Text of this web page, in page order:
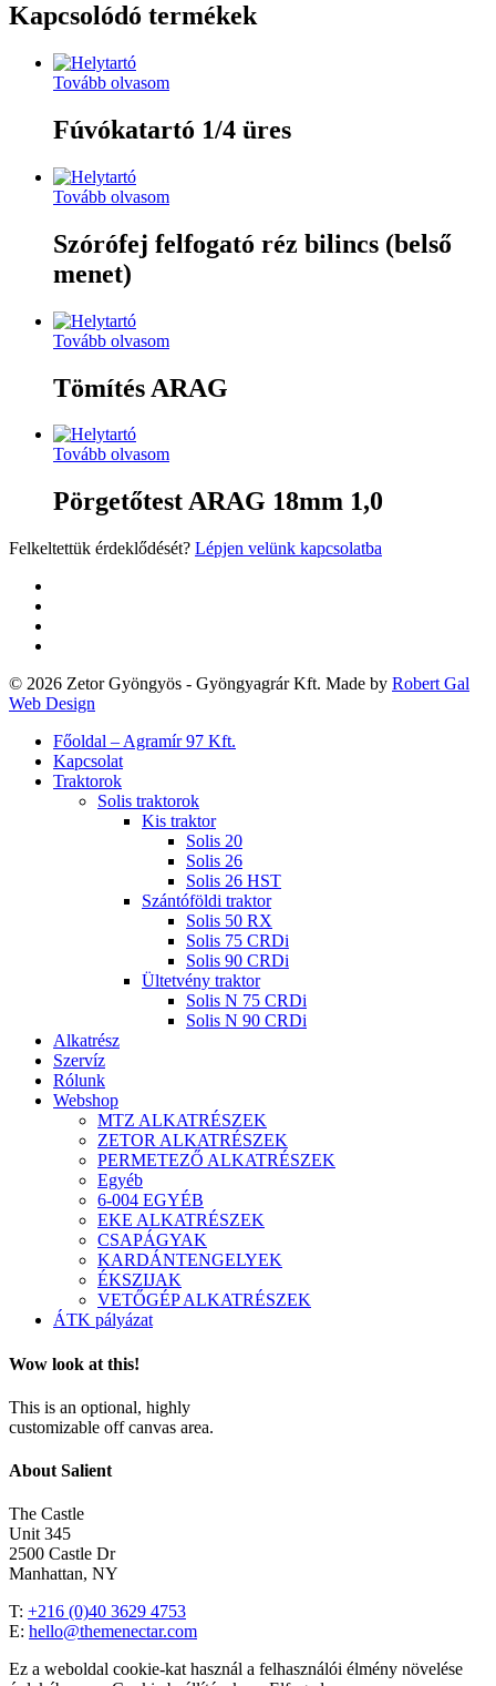
Kapcsolódó termékek
Tovább olvasom
Fúvókatartó 1/4 üres
Tovább olvasom
Szórófej felfogató réz bilincs (belső
menet)
Tovább olvasom
Tömítés ARAG
Tovább olvasom
Pörgetőtest ARAG 18mm 1,0
Felkeltettük érdeklődését? Lépjen velünk kapcsolatba
© 2026 Zetor Gyöngyös - Gyöngyagrár Kft. Made by Robert Gal
Web Design
Close
Menu
Főoldal – Agramír 97 Kft.
Kapcsolat
Traktorok
Solis traktorok
Kis traktor
Solis 20
Solis 26
Solis 26 HST
Szántóföldi traktor
Solis 50 RX
Solis 75 CRDi
Solis 90 CRDi
Ültetvény traktor
Solis N 75 CRDi
Solis N 90 CRDi
Alkatrész
Szervíz
Rólunk
Webshop
MTZ ALKATRÉSZEK
ZETOR ALKATRÉSZEK
PERMETEZŐ ALKATRÉSZEK
Egyéb
6-004 EGYÉB
EKE ALKATRÉSZEK
CSAPÁGYAK
KARDÁNTENGELYEK
ÉKSZIJAK
VETŐGÉP ALKATRÉSZEK
ÁTK pályázat
Wow look at this!
This is an optional, highly
customizable off canvas area.
About Salient
The Castle
Unit 345
2500 Castle Dr
Manhattan, NY
T: +216 (0)40 3629 4753
E: hello@themenectar.com
Ez a weboldal cookie-kat használ a felhasználói élmény növelése